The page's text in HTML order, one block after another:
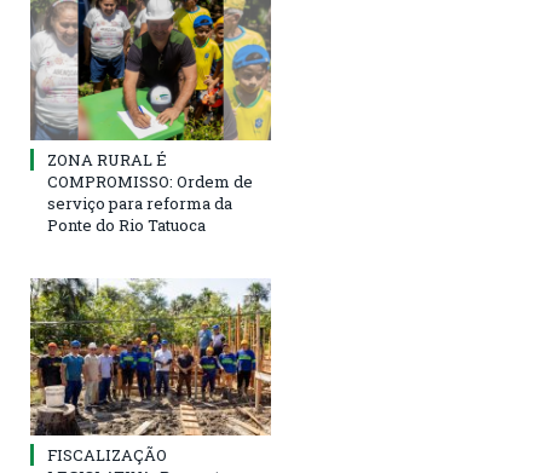
ZONA RURAL É
COMPROMISSO: Ordem de
serviço para reforma da
Ponte do Rio Tatuoca
FISCALIZAÇÃO